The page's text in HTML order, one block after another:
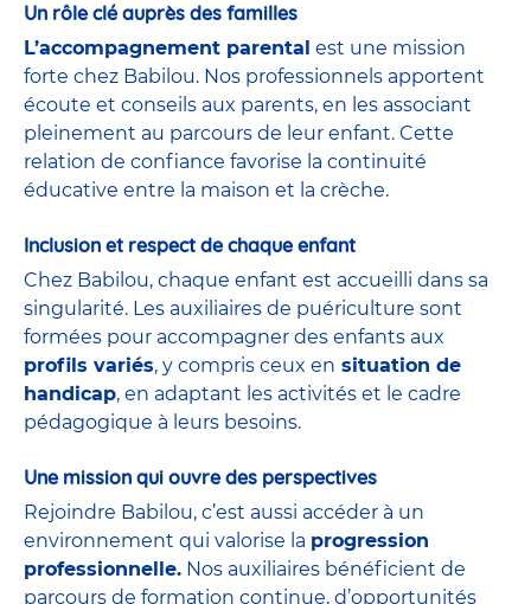
Un rôle clé auprès des familles
L’accompagnement parental est une mission
forte chez Babilou. Nos professionnels apportent
écoute et conseils aux parents, en les associant
pleinement au parcours de leur enfant. Cette
relation de confiance favorise la continuité
éducative entre la maison et la crèche.
Inclusion et respect de chaque enfant
Chez Babilou, chaque enfant est accueilli dans sa
singularité. Les auxiliaires de puériculture sont
formées pour accompagner des enfants aux
profils variés, y compris ceux en situation de
handicap, en adaptant les activités et le cadre
pédagogique à leurs besoins.
Une mission qui ouvre des perspectives
Rejoindre Babilou, c’est aussi accéder à un
environnement qui valorise la progression
professionnelle. Nos auxiliaires bénéficient de
parcours de formation continue, d’opportunités